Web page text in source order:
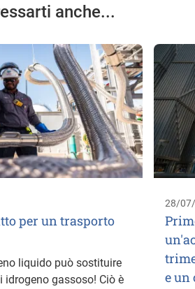
anche...
per un trasporto
liquido può sostituire
gassoso! Ciò è
28/
e